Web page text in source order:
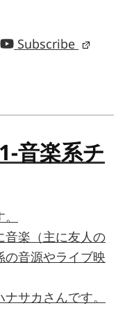
Subscribe
音楽系チ
音楽（主に友人の
の音源やライブ映
サカさんです。